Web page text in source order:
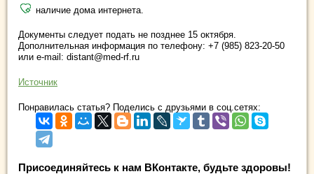
наличие дома интернета.
Документы следует подать не позднее 15 октября.
Дополнительная информация по телефону: +7 (985) 823-20-50
или e-mail: distant@med-rf.ru
Источник
Понравилась статья? Поделись с друзьями в соц.сетях:
Присоединяйтесь к нам ВКонтакте, будьте здоровы!